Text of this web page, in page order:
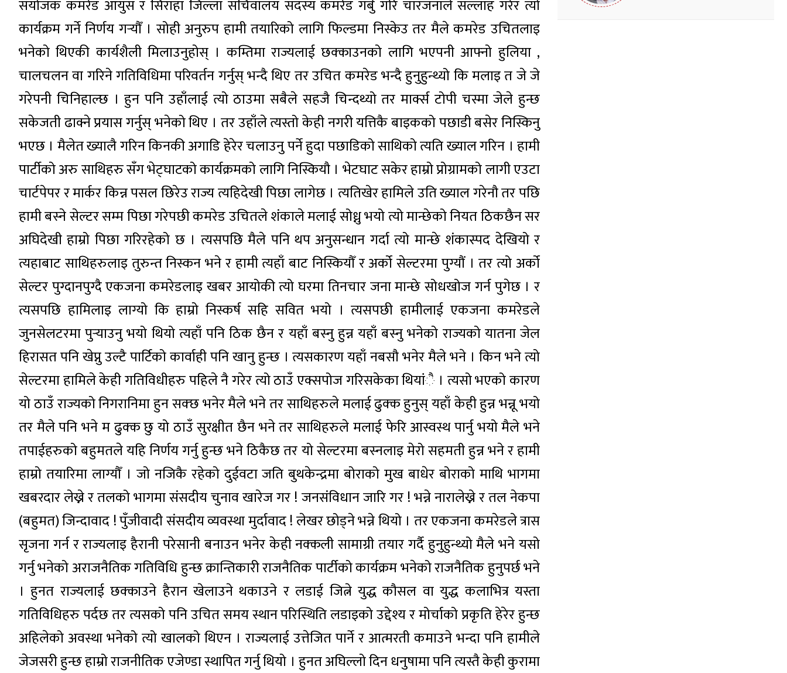
संयोजक कमरेड आयुस र सिराहा जिल्ला सचिवालय सदस्य कमरेड गर्बु गरि चारजनाले सल्लाह गरेर त्यो
कार्यक्रम गर्ने निर्णय गर्‍यौँ । सोही अनुरुप हामी तयारिको लागि फिल्डमा निस्केउ तर मैले कमरेड उचितलाइ
भनेको थिएकी कार्यशैली मिलाउनुहोस् । कम्तिमा राज्यलाई छक्काउनको लागि भएपनी आफ्नो हुलिया ,
चालचलन वा गरिने गतिविधिमा परिवर्तन गर्नुस् भन्दै थिए तर उचित कमरेड भन्दै हुनुहुन्थ्यो कि मलाइ त जे जे
गरेपनी चिनिहाल्छ । हुन पनि उहाँलाई त्यो ठाउमा सबैले सहजै चिन्दथ्यो तर मार्क्स टोपी चस्मा जेले हुन्छ
सकेजती ढाक्ने प्रयास गर्नुस् भनेको थिए । तर उहाँले त्यस्तो केही नगरी यत्तिकै बाइकको पछाडी बसेर निस्किनु
भएछ । मैलेत ख्यालै गरिन किनकी अगाडि हेरेर चलाउनु पर्ने हुदा पछाडिको साथिको त्यति ख्याल गरिन । हामी
पार्टीको अरु साथिहरु सँग भेट्घाटको कार्यक्रमको लागि निस्कियौ । भेटघाट सकेर हाम्रो प्रोग्रामको लागी एउटा
चार्टपेपर र मार्कर किन्न पसल छिरेउ राज्य त्यहिदेखी पिछा लागेछ । त्यतिखेर हामिले उति ख्याल गरेनौ तर पछि
हामी बस्ने सेल्टर सम्म पिछा गरेपछी कमरेड उचितले शंकाले मलाई सोध्नु भयो त्यो मान्छेको नियत ठिकछैन सर
अघिदेखी हाम्रो पिछा गरिरहेको छ । त्यसपछि मैले पनि थप अनुसन्धान गर्दा त्यो मान्छे शंकास्पद देखियो र
त्यहाबाट साथिहरुलाइ तुरुन्त निस्कन भने र हामी त्यहाँ बाट निस्कियौँ र अर्को सेल्टरमा पुग्यौं । तर त्यो अर्को
सेल्टर पुग्दानपुग्दै एकजना कमरेडलाइ खबर आयोकी त्यो घरमा तिनचार जना मान्छे सोधखोज गर्न पुगेछ । र
त्यसपछि हामिलाइ लाग्यो कि हाम्रो निस्कर्ष सहि सवित भयो । त्यसपछी हामीलाई एकजना कमरेडले
जुनसेलटरमा पुर्‍याउनु भयो थियो त्यहाँ पनि ठिक छैन र यहाँ बस्नु हुन्न यहाँ बस्नु भनेको राज्यको यातना जेल
हिरासत पनि खेप्नु उल्टै पार्टिको कार्वाही पनि खानु हुन्छ । त्यसकारण यहाँ नबसौ भनेर मैले भने । किन भने त्यो
सेल्टरमा हामिले केही गतिविधीहरु पहिले नै गरेर त्यो ठाउँ एक्सपोज गरिसकेका थियांै । त्यसो भएको कारण
यो ठाउँ राज्यको निगरानिमा हुन सक्छ भनेर मैले भने तर साथिहरुले मलाई ढुक्क हुनुस् यहाँ केही हुन्न भन्नू भयो
तर मैले पनि भने म ढुक्क छु यो ठाउँ सुरक्षीत छैन भने तर साथिहरुले मलाई फेरि आस्वस्थ पार्नु भयो मैले भने
तपाईहरुको बहुमतले यहि निर्णय गर्नु हुन्छ भने ठिकैछ तर यो सेल्टरमा बस्नलाइ मेरो सहमती हुन्न भने र हामी
हाम्रो तयारिमा लाग्यौँ । जो नजिकै रहेको दुईवटा जति बुथकेन्द्रमा बोराको मुख बाधेर बोराको माथि भागमा
खबरदार लेख्ने र तलको भागमा संसदीय चुनाव खारेज गर ! जनसंविधान जारि गर ! भन्ने नारालेख्ने र तल नेकपा
(बहुमत) जिन्दावाद ! पुँजीवादी संसदीय व्यवस्था मुर्दावाद ! लेखर छोड्ने भन्ने थियो । तर एकजना कमरेडले त्रास
सृजना गर्न र राज्यलाइ हैरानी परेसानी बनाउन भनेर केही नक्कली सामाग्री तयार गर्दै हुनुहुन्थ्यो मैले भने यसो
गर्नु भनेको अराजनैतिक गतिविधि हुन्छ क्रान्तिकारी राजनैतिक पार्टीको कार्यक्रम भनेको राजनैतिक हुनुपर्छ भने
। हुनत राज्यलाई छक्काउने हैरान खेलाउने थकाउने र लडाई जित्ने युद्ध कौसल वा युद्ध कलाभित्र यस्ता
गतिविधिहरु पर्दछ तर त्यसको पनि उचित समय स्थान परिस्थिति लडाइको उद्देश्य र मोर्चाको प्रकृति हेरेर हुन्छ
अहिलेको अवस्था भनेको त्यो खालको थिएन । राज्यलाई उत्तेजित पार्ने र आत्मरती कमाउने भन्दा पनि हामीले
जेजसरी हुन्छ हाम्रो राजनीतिक एजेण्डा स्थापित गर्नु थियो । हुनत अघिल्लो दिन धनुषामा पनि त्यस्तै केही कुरामा